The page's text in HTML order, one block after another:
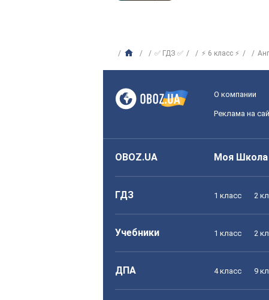
✅ ГДЗ ✅ ⚡ 6 класс ⚡
О компании
Реклама на
OBOZ.UA Моя Школа
ГДЗ 1 класс 2
Учебники 1 класс 2
ДПА 4 класс 9